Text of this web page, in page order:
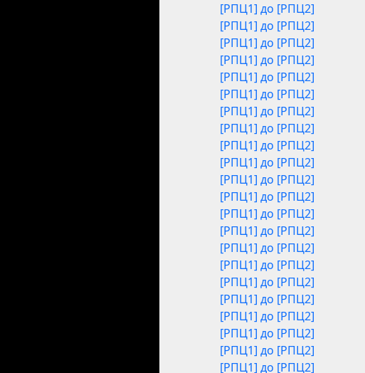
[РПЦ1] до [РПЦ2]
[РПЦ1] до [РПЦ2]
[РПЦ1] до [РПЦ2]
[РПЦ1] до [РПЦ2]
[РПЦ1] до [РПЦ2]
[РПЦ1] до [РПЦ2]
[РПЦ1] до [РПЦ2]
[РПЦ1] до [РПЦ2]
[РПЦ1] до [РПЦ2]
[РПЦ1] до [РПЦ2]
[РПЦ1] до [РПЦ2]
[РПЦ1] до [РПЦ2]
[РПЦ1] до [РПЦ2]
[РПЦ1] до [РПЦ2]
[РПЦ1] до [РПЦ2]
[РПЦ1] до [РПЦ2]
[РПЦ1] до [РПЦ2]
[РПЦ1] до [РПЦ2]
[РПЦ1] до [РПЦ2]
[РПЦ1] до [РПЦ2]
[РПЦ1] до [РПЦ2]
[РПЦ1] до [РПЦ2]